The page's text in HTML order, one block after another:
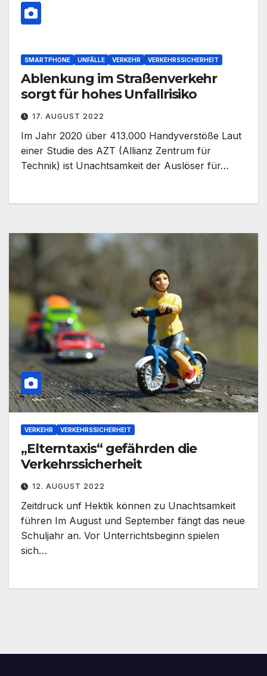
SMARTPHONE UNFÄLLE VERKEHR VERKEHRSSICHERHEIT
Ablenkung im Straßenverkehr
sorgt für hohes Unfallrisiko
17. AUGUST 2022
Im Jahr 2020 über 413.000 Handyverstöße Laut
einer Studie des AZT (Allianz Zentrum für
Technik) ist Unachtsamkeit der Auslöser für…
VERKEHR VERKEHRSSICHERHEIT
„Elterntaxis“ gefährden die
Verkehrssicherheit
12. AUGUST 2022
Zeitdruck unf Hektik können zu Unachtsamkeit
führen Im August und September fängt das neue
Schuljahr an. Vor Unterrichtsbeginn spielen
sich…